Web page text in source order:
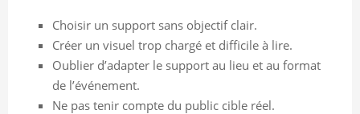
Choisir un support sans objectif clair.
Créer un visuel trop chargé et difficile à lire.
Oublier d’adapter le support au lieu et au format
de l’événement.
Ne pas tenir compte du public cible réel.